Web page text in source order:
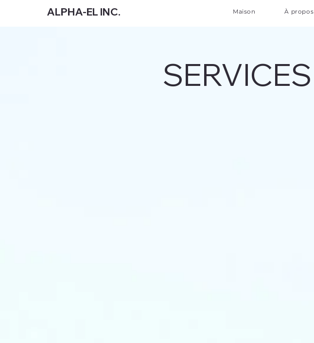
ALPHA-EL INC. Maison À propos
SERVICES